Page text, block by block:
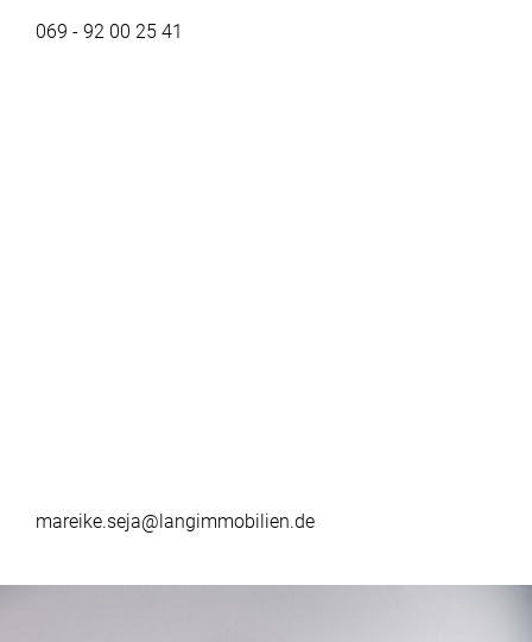
069 - 92 00 25 41
mareike.seja@langimmobilien.de